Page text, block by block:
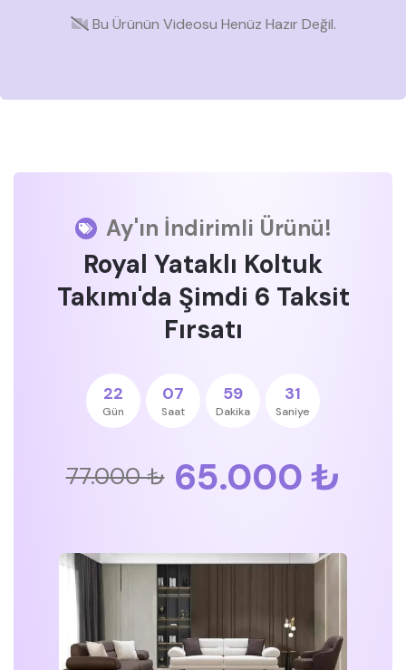
Bu Ürünün Videosu Henüz Hazır Değil.
Ay'ın İndirimli Ürünü!
Royal Yataklı Koltuk
Takımı'da Şimdi 6 Taksit
Fırsatı
22
Gün
07
Saat
59
Dakika
31
Saniye
77.000 ₺ 65.000 ₺